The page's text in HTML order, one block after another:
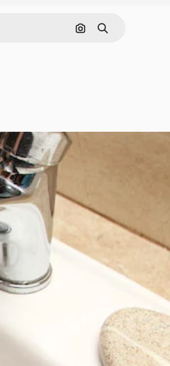
Cerca per immagine
Ricerca